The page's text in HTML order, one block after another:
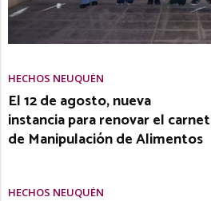
HECHOS NEUQUÉN
El 12 de agosto, nueva
instancia para renovar el carnet
de Manipulación de Alimentos
HECHOS NEUQUÉN